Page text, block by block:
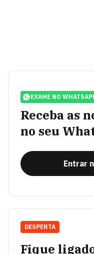
EXAME NO
Receba as
no seu
Entrar
Fique
DESPERTA